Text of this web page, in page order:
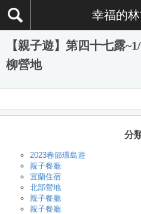
幸福的
【親子遊】第四十七露
柳營地
分
2023春節環島遊
親子餐廳
宜蘭住宿
北部營地
親子餐廳
親子餐廳